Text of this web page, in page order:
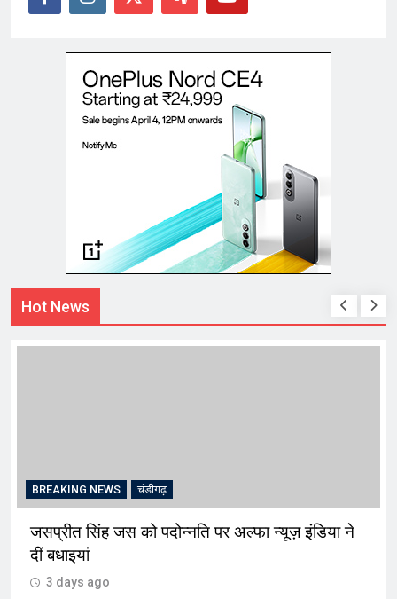
Hot News
BREAKING NEWS चंडीगढ़
जसप्रीत सिंह जस को पदोन्नति पर अल्फा न्यूज़ इंडिया ने
दीं बधाइयां
3 days ago